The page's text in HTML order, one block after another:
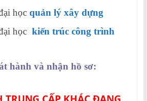
học quản lý xây dựng
học kiến trúc công trình
hành và nhận hồ sơ: